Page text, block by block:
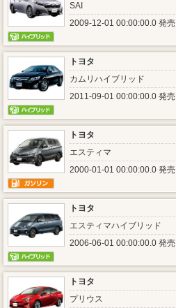
SAI
2009-12-01 00:00:00.0 発売
トヨタ
カムリハイブリッド
2011-09-01 00:00:00.0 発売
トヨタ
エスティマ
2000-01-01 00:00:00.0 発売
トヨタ
エスティマハイブリッド
2006-06-01 00:00:00.0 発売
トヨタ
プリウス